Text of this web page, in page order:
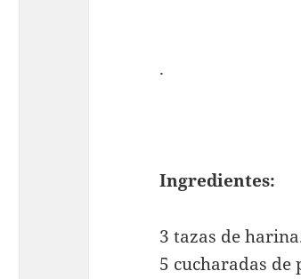
.
Ingredientes:
3 tazas de
5 cucharadas